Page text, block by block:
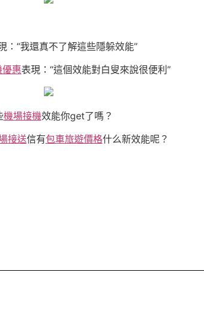
：“我還真不了解這些隱躲效能”
惠表現：“這個效能對白叟來說很便利”
機場接機效能你get了嗎？
接送信有包車旅遊價格什么新效能呢？